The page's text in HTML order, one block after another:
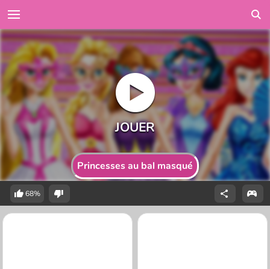
Princesses au bal masqué
68%